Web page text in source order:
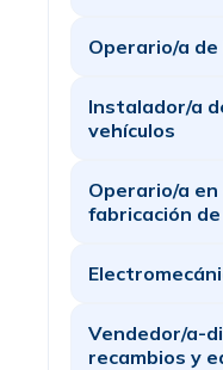
Operario/a de
Instalador/a
vehículos
Operario/a
fabricación
Vendedor/a-
recambios y